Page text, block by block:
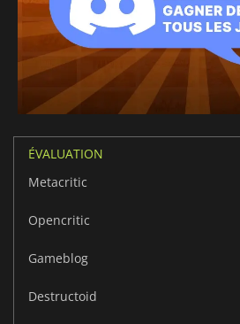
ÉVALUATION
Metacritic
Opencritic
Gameblog
Destructoid